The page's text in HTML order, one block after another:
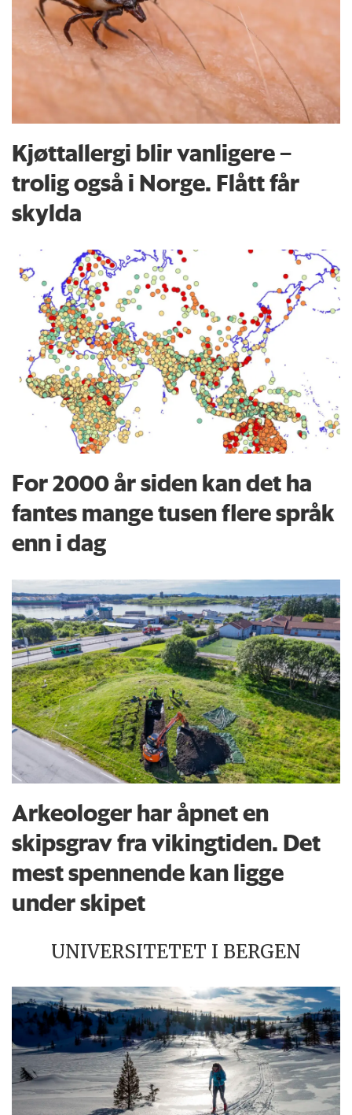
Kjøttallergi blir vanligere –
trolig også i Norge. Flått får
skylda
For 2000 år siden kan det ha
fantes mange tusen flere språk
enn i dag
Arkeologer har åpnet en
skipsgrav fra vikingtiden. Det
mest spennende kan ligge
under skipet
UNIVERSITETET I BERGEN